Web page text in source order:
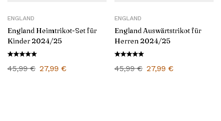
ENGLAND
England Heimtrikot-Set für
Kinder 2024/25
45,99€ 27,99 €
ENGLAND
England Auswärtstrikot für
Herren 2024/25
45,99€ 27,99 €